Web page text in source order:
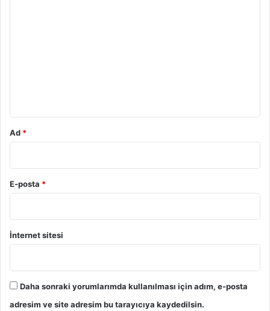
Ad *
E-posta *
İnternet sitesi
Daha sonraki yorumlarımda kullanılması için adım, e-posta
adresim ve site adresim bu tarayıcıya kaydedilsin.